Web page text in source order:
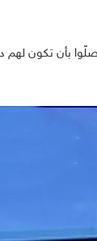
بأن تكون لهم